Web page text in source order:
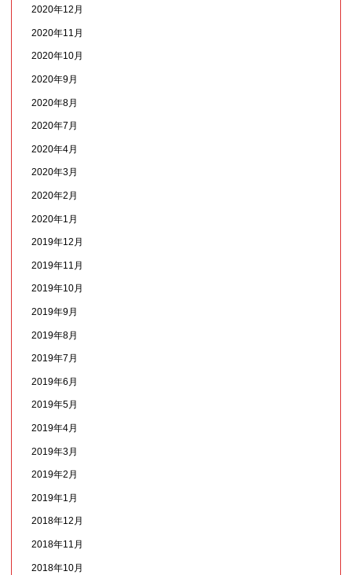
2020年12月
2020年11月
2020年10月
2020年9月
2020年8月
2020年7月
2020年4月
2020年3月
2020年2月
2020年1月
2019年12月
2019年11月
2019年10月
2019年9月
2019年8月
2019年7月
2019年6月
2019年5月
2019年4月
2019年3月
2019年2月
2019年1月
2018年12月
2018年11月
2018年10月